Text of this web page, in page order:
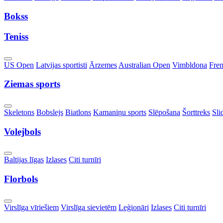
Bokss
Teniss
Toggle
Dropdown
US Open Latvijas sportisti Ārzemes Australian Open Vimbldona
Ziemas sports
Toggle
Dropdown
Skeletons Bobslejs Biatlons Kamaniņu sports Slēpošana Šorttreks
Volejbols
Toggle
Dropdown
Baltijas līgas Izlases Citi turnīri
Florbols
Toggle
Dropdown
Virslīga vīriešiem Virslīga sievietēm Leģionāri Izlases Citi turnīri